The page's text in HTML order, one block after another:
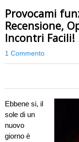
Provocami
Recensione,
Incontri Facili!
1 Commento
Ebbene si, il
sole di un
nuovo
giorno è